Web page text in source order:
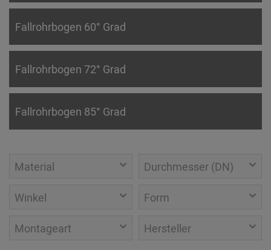
Fallrohrbogen 60° Grad
Fallrohrbogen 72° Grad
Fallrohrbogen 85° Grad
Material Durchmesser (DN)
Winkel Form
Montageart Hersteller